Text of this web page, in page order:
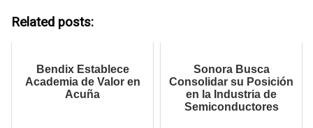
Related posts:
Bendix Establece
Academia de Valor en
Acuña
Sonora Busca
Consolidar su Posición
en la Industria de
Semiconductores